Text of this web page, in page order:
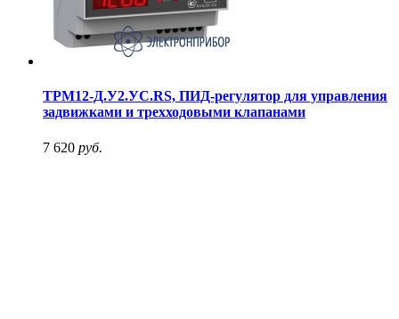
ТРМ12-Д.У2.УС.RS, ПИД-регулятор для управления
задвижками и трехходовыми клапанами
7 620 руб.